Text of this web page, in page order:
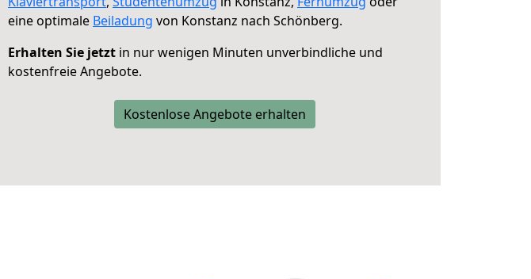
eine optimale Beiladung von Konstanz nach Schönberg.
Erhalten Sie jetzt in nur wenigen Minuten unverbindliche und
kostenfreie Angebote.
Kostenlose Angebote erhalten